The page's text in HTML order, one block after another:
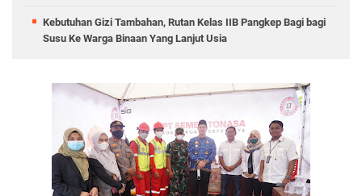
Kebutuhan Gizi Tambahan, Rutan Kelas IIB Pangkep Bagi bagi
Susu Ke Warga Binaan Yang Lanjut Usia